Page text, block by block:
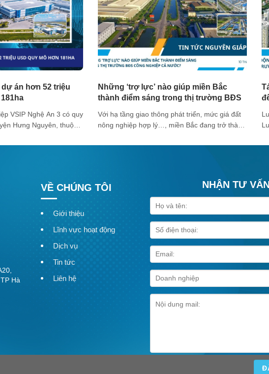
án hơn 52 triệu
VSIP Nghệ An 3 có quy
Hưng Nguyên, thuộc
vừa trao quyết định
Những ‘trợ lực’ nào giúp miền Bắc
thành điểm sáng trong thị trường BĐS
Với hạ tầng giao thông phát triển, mức giá đất
nông nghiệp hợp lý…, miền Bắc đang trở thành
trường BĐS công nghiệp trên cả nước. “Thỏi
Hà
VỀ CHÚNG TÔI
Giới thiệu
Lĩnh vực hoạt động
Dịch vụ
Tin tức
Liên hệ
NHẬN TƯ